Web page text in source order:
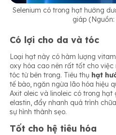
Selenium có trong hạt hướng
giáp
Có lợi cho da và tóc
Loại hạt này có hàm lượng
oxy hóa cao nên rất tốt cho
tóc từ bên trong. Tiêu thụ hạt
tế bào, ngăn ngừa lão hóa hiệu
Axit oleic và linoleic có trong hạt
elastin, đẩy nhanh quá trình
sự hình thành sẹo.
Tốt cho hệ tiêu hóa